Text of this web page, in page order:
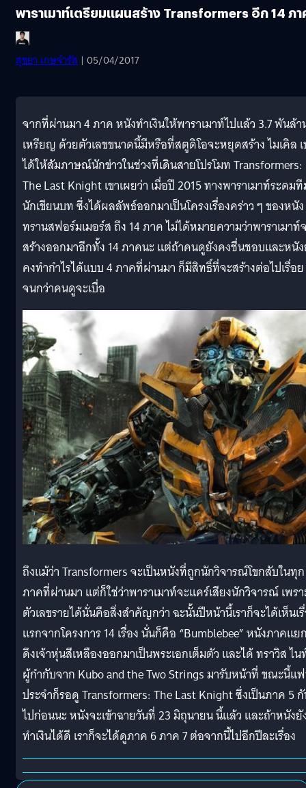
พาราเมาท์เตรียมแผนสร้าง Transformers อีก 14 ภา
สุชยา เกษจำรัส | 05/04/2017
จากที่ผ่านมา 4 ภาค หนังทำเงินให้พาราเมาท์ไปแล้ว 3.7 พันล้า
เหรียญ ด้วยตัวเลขขนาดนี้มีหรือที่สตูดิโอจะหยุดสร้าง ไมเคิล
ได้ให้สัมภาษณ์นักข่าวในช่วงที่เดินสายโปรโมท Transformers:
The Last Knight เขาเผยว่า เมื่อปี 2015 ทางพาราเมาท์ระดม
นักเขียนบท ซึ่งได้ผลลัพธ์ออกมาเป็นโครงเรื่องคร่าว ๆ ของหนัง
ทรานสฟอร์มเมอร์ส ถึง 14 ภาค ไม่ได้หมายความว่าพาราเมาท์
สร้างออกมาอีกทั้ง 14 ภาคนะ แต่ถ้าคนดูยังคงชื่นชอบและหนั
คงทำกำไรได้แบบ 4 ภาคที่ผ่านมา ก็มีสิทธิ์ที่จะสร้างต่อไปเรื่อ
จนกว่าคนดูจะเบื่อ
ถึงแม้ว่า Transformers จะเป็นหนังที่ถูกนักวิจารณ์โขกสับในทุก
ภาคที่ผ่านมา แต่ก็ใช่ว่าพาราเมาท์จะแคร์เสียงนักวิจารณ์ เพร
ตัวเลขรายได้นั่นคือสิ่งสำคัญกว่า ฉะนั้นปีหน้านี้เราก็จะได้เห็นเ
แรกจากโครงการ 14 เรื่อง นั่นก็คือ “Bumblebee” หนังภาคแ
ดึงเจ้าหุ่นสีเหลืองออกมาเป็นพระเอกเต็มตัว และได้ ทราวิส ไ
ผู้กำกับจาก Kubo and the Two Strings มารับหน้าที่ ขณะนี้แ
ประจำก็รอดู Transformers: The Last Knight ซึ่งเป็นภาค 5
ไปก่อนนะ หนังจะเข้าฉายวันที่ 23 มิถุนายน นี้แล้ว และถ้าหนังยั
ทำเงินได้ดี เราก็จะได้ดูภาค 6 ภาค 7 ต่อจากนี้ไปอีกปีละเรื่อง